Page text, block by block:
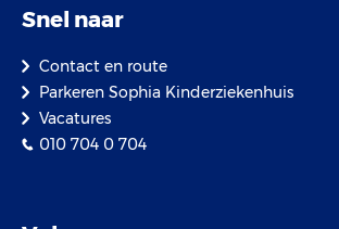
Snel naar
Contact en route
Parkeren Sophia Kinderziekenhuis
Vacatures
010 704 0 704